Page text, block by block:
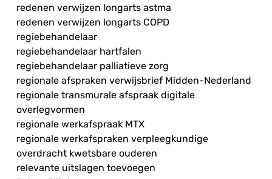
redenen verwijzen longarts astma
redenen verwijzen longarts COPD
regiebehandelaar
regiebehandelaar hartfalen
regiebehandelaar palliatieve zorg
regionale afspraken verwijsbrief Midden-Nederland
regionale transmurale afspraak digitale
overlegvormen
regionale werkafspraak MTX
regionale werkafspraken verpleegkundige
overdracht kwetsbare ouderen
relevante uitslagen toevoegen